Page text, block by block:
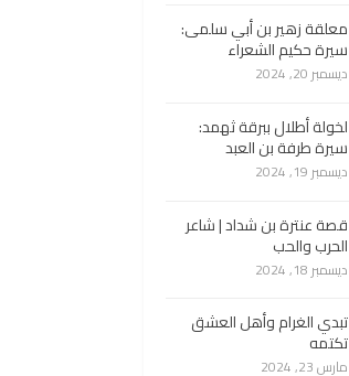
معلقة زهير بن أبي سلمى:
سيرة حكيم الشعراء
ديسمبر 20, 2024
لخولة أطلال ببرقة ثهمد:
سيرة طرفة بن العبد
ديسمبر 19, 2024
قصة عنترة بن شداد | شاعر
الحرب والحب
ديسمبر 18, 2024
تبدي الغرام وأهل العشق
تكتمه
مارس 23, 2024